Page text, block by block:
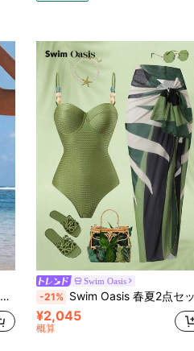
Swim Oasis
-21% Swim Oasis 春夏2点セット: ニットジャカード アンダーワイヤー サポート キャミソール水着 & ロング デジタルプリント メッシュスカート エレガントな休暇用アウトフィット
¥2,045
概算